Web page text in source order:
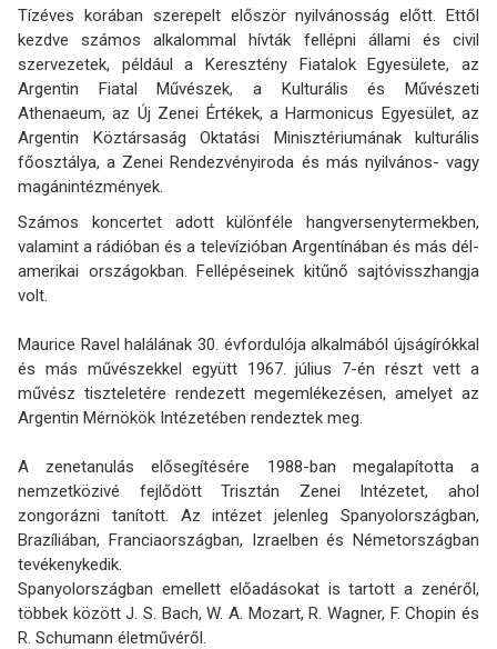
Tízéves korában szerepelt először nyilvánosság előtt. Ettől
kezdve számos alkalommal hívták fellépni állami és civil
szervezetek, például a Keresztény Fiatalok Egyesülete, az
Argentin Fiatal Művészek, a Kulturális és Művészeti
Athenaeum, az Új Zenei Értékek, a Harmonicus Egyesület, az
Argentin Köztársaság Oktatási Minisztériumának kulturális
főosztálya, a Zenei Rendezvényiroda és más nyilvános- vagy
magánintézmények.
Számos koncertet adott különféle hangversenytermekben,
valamint a rádióban és a televízióban Argentínában és más dél-
amerikai országokban. Fellépéseinek kitűnő sajtóvisszhangja
volt.
Maurice Ravel halálának 30. évfordulója alkalmából újságírókkal
és más művészekkel együtt 1967. július 7-én részt vett a
művész tiszteletére rendezett megemlékezésen, amelyet az
Argentin Mérnökök Intézetében rendeztek meg.
A zenetanulás elősegítésére 1988-ban megalapította a
nemzetközivé fejlődött Trisztán Zenei Intézetet, ahol
zongorázni tanított. Az intézet jelenleg Spanyolországban,
Brazíliában, Franciaországban, Izraelben és Németországban
tevékenykedik.
Spanyolországban emellett előadásokat is tartott a zenéről,
többek között J. S. Bach, W. A. Mozart, R. Wagner, F. Chopin és
R. Schumann életművéről.